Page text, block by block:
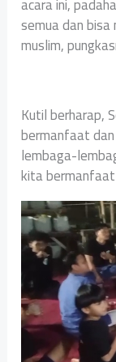
acara ini,
semua dan
muslim,
Kutil berharap,
bermanfaat
lembaga-
kita